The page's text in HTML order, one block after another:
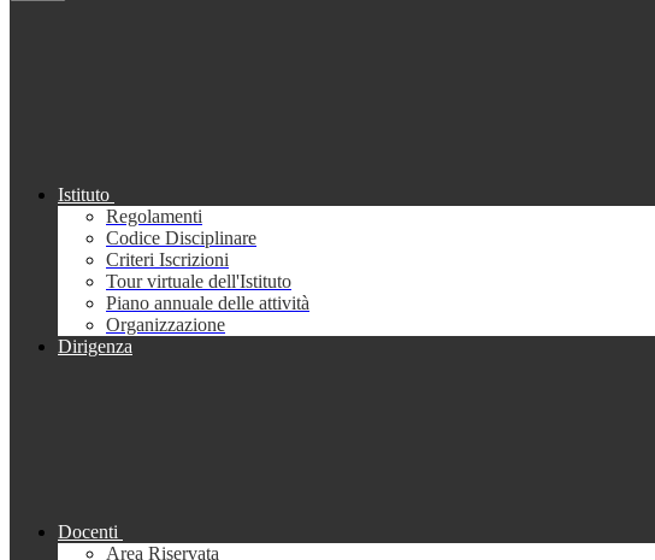
Istituto
Regolamenti
Codice Disciplinare
Criteri Iscrizioni
Tour virtuale dell'Istituto
Piano annuale delle attività
Organizzazione
Dirigenza
Docenti
Area Riservata